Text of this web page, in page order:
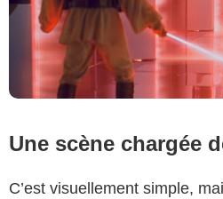
Une scène chargée
C’est visuellement simple,